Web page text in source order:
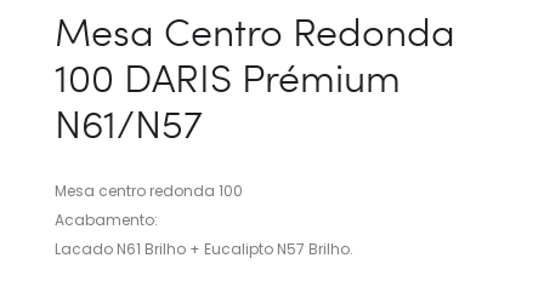
Mesa Centro Redonda
100 DARIS Prémium
N61/N57
Mesa centro redonda 100
Acabamento:
Lacado N61 Brilho + Eucalipto N57 Brilho.